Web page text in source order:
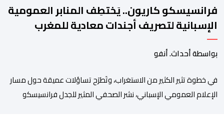
فرانسيسكو كاريون.. يَختطِف المنابر العمومية
الإسبانية لتصريف أجندات معادية للمغرب
بواسطة أحداث. أنفو
في خطوة تثير الكثير من الاستغراب، وتَطرَح تساؤلات عميقة حول مسار
الإعلام العمومي الإسباني، نشر الصحفي المثير للجدل فرانسيسكو